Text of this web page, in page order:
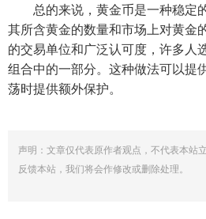
总的来说，黄金币是一种稳定
其所含黄金的数量和市场上对黄金
的交易单位和广泛认可度，许多人
组合中的一部分。这种做法可以提
荡时提供额外保护。
声明：文章仅代表原作者观点，不代表本站
反馈本站，我们将会作修改或删除处理。